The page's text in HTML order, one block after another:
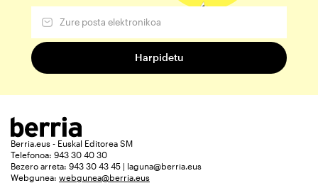
Berria.eus - Euskal Editorea SM
Telefonoa: 943 30 40 30
Bezero arreta: 943 30 43 45 | laguna@berria.eus
Webgunea: webgunea@berria.eus